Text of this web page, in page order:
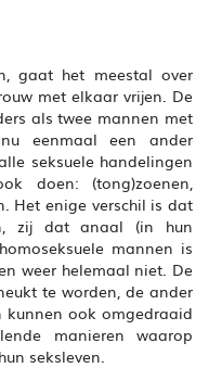
gaat het meestal over
met elkaar vrijen. De
als twee mannen met
eenmaal een ander
seksuele handelingen
doen: (tong)zoenen,
Het enige verschil is dat
zij dat anaal (in hun
mannen is
weer helemaal niet. De
te worden, de ander
ook omgedraaid
manieren waarop
seksleven.